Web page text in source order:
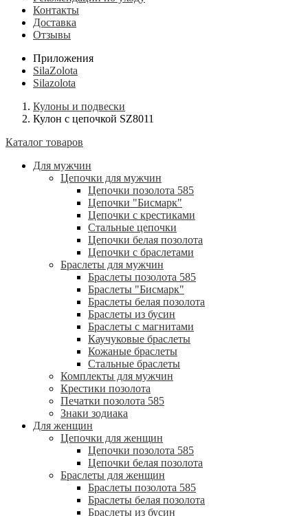
Контакты
Доставка
Отзывы
Приложения
SilaZolota
Silazolota
Кулоны и подвески
Кулон с цепочкой SZ8011
Каталог товаров
Для мужчин
Цепочки для мужчин
Цепочки позолота 585
Цепочки "Бисмарк"
Цепочки с крестиками
Стальные цепочки
Цепочки белая позолота
Цепочки с браслетами
Браслеты для мужчин
Браслеты позолота 585
Браслеты "Бисмарк"
Браслеты белая позолота
Браслеты из бусин
Браслеты с магнитами
Каучуковые браслеты
Кожаные браслеты
Стальные браслеты
Комплекты для мужчин
Крестики позолота
Печатки позолота 585
Знаки зодиака
Для женщин
Цепочки для женщин
Цепочки позолота 585
Цепочки белая позолота
Браслеты для женщин
Браслеты позолота 585
Браслеты белая позолота
Браслеты из бусин